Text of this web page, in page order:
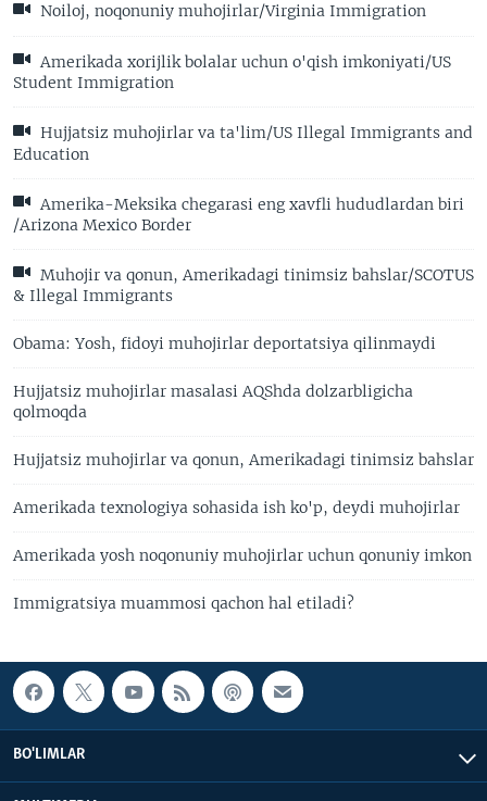
Noiloj, noqonuniy muhojirlar/Virginia Immigration
Amerikada xorijlik bolalar uchun o'qish imkoniyati/US
Student Immigration
Hujjatsiz muhojirlar va ta'lim/US Illegal Immigrants and
Education
Amerika-Meksika chegarasi eng xavfli hududlardan biri
/Arizona Mexico Border
Muhojir va qonun, Amerikadagi tinimsiz bahslar/SCOTUS
& Illegal Immigrants
Obama: Yosh, fidoyi muhojirlar deportatsiya qilinmaydi
Hujjatsiz muhojirlar masalasi AQShda dolzarbligicha
qolmoqda
Hujjatsiz muhojirlar va qonun, Amerikadagi tinimsiz bahslar
Amerikada texnologiya sohasida ish ko'p, deydi muhojirlar
Amerikada yosh noqonuniy muhojirlar uchun qonuniy imkon
Immigratsiya muammosi qachon hal etiladi?
BO'LIMLAR